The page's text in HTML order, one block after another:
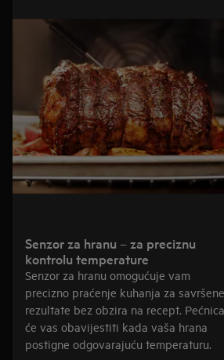
Senzor za hranu – za preciznu
kontrolu temperature
Senzor za hranu omogućuje vam
precizno praćenje kuhanja za savršene
rezultate bez obzira na recept. Pećnica
će vas obavijestiti kada vaša hrana
postigne odgovarajuću temperaturu.